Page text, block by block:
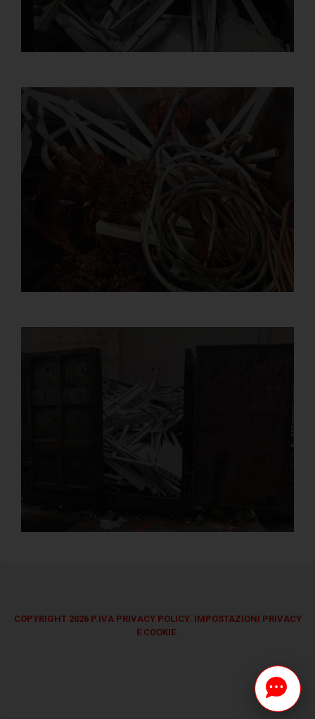
COPYRIGHT 2026 P.IVA PRIVACY POLICY. IMPOSTAZIONI PRIVACY
E COOKIE.